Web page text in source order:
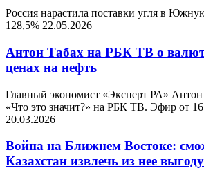
Россия нарастила поставки угля в
128,5% 22.05.2026
Антон Табах на РБК ТВ о
ценах на нефть
Главный экономист «Эксперт РА»
«Что это значит?» на РБК ТВ. Эфир от 16
20.03.2026
Война на Ближнем Востоке:
Казахстан извлечь из нее